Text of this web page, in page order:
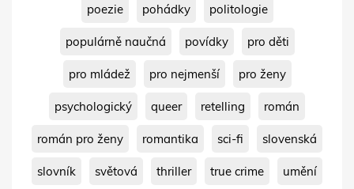
poezie pohádky politologie
populárně naučná povídky pro děti
pro mládež pro nejmenší pro ženy
psychologický queer retelling román
román pro ženy romantika sci-fi slovenská
slovník světová thriller true crime umění